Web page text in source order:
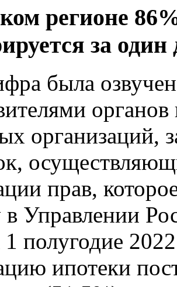
регионе
за один
была
органов
организаций,
прав,
Управлении
1 полугодие
ипотеки